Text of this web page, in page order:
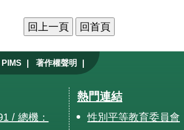
| 著作權聲明 |
/ 總機：
熱門連結
性別平等教育委員會